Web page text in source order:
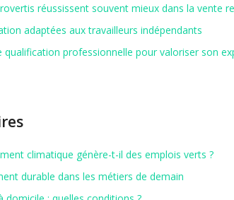
réussissent souvent mieux dans la vente
adaptées aux travailleurs indépendants
qualification professionnelle pour valoriser son
climatique génère-t-il des emplois verts ?
durable dans les métiers de demain